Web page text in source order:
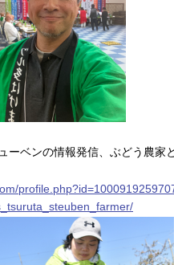
ベンの情報発信、ぶどう農家